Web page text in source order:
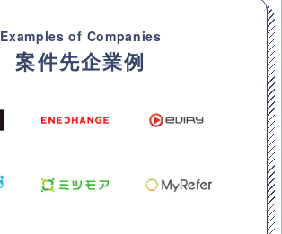
Examples of Companies
案件先企業例